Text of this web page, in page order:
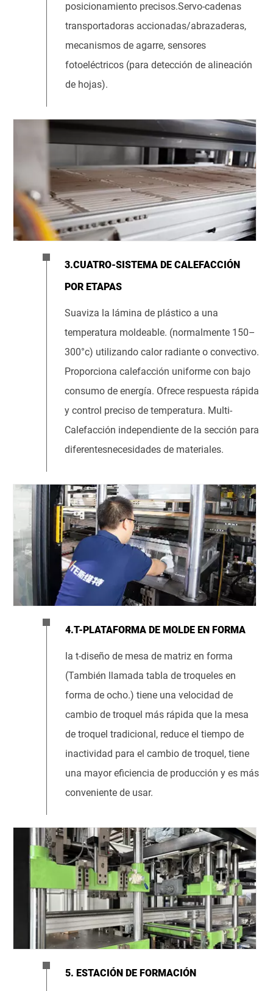
posicionamiento precisos.Servo-cadenas
transportadoras accionadas/abrazaderas,
mecanismos de agarre, sensores
fotoeléctricos (para detección de alineación
de hojas).
3.CUATRO-SISTEMA DE CALEFACCIÓN
POR ETAPAS
Suaviza la lámina de plástico a una
temperatura moldeable. (normalmente 150–
300°c) utilizando calor radiante o convectivo.
Proporciona calefacción uniforme con bajo
consumo de energía. Ofrece respuesta rápida
y control preciso de temperatura. Multi-
Calefacción independiente de la sección para
diferentesnecesidades de materiales.
4.T-PLATAFORMA DE MOLDE EN FORMA
la t-diseño de mesa de matriz en forma
(También llamada tabla de troqueles en
forma de ocho.) tiene una velocidad de
cambio de troquel más rápida que la mesa
de troquel tradicional, reduce el tiempo de
inactividad para el cambio de troquel, tiene
una mayor eficiencia de producción y es más
conveniente de usar.
5. ESTACIÓN DE FORMACIÓN